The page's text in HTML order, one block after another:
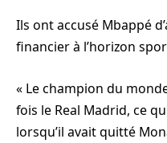
Ils ont accusé Mbappé
financier à l’horizon
« Le champion du
fois le Real Madrid, ce
lorsqu’il avait quitté